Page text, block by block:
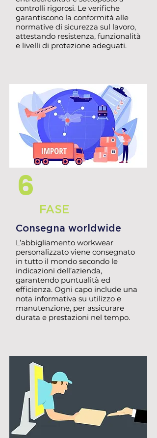
controlli rigorosi. Le verifiche
garantiscono la conformità alle
normative di sicurezza sul lavoro,
attestando resistenza, funzionalità
e livelli di protezione adeguati.
6
FASE
Consegna worldwide
L’abbigliamento workwear
personalizzato viene consegnato
in tutto il mondo secondo le
indicazioni dell’azienda,
garantendo puntualità ed
efficienza. Ogni capo include una
nota informativa su utilizzo e
manutenzione, per assicurare
durata e prestazioni nel tempo.